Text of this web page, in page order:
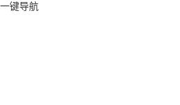
一键导航